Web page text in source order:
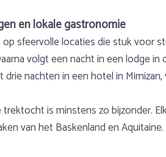
en lokale gastronomie
sfeervolle locaties die stuk voor
volgt een nacht in een lodge
nachten in een hotel in
trektocht is minstens zo bijzonder.
van het Baskenland en